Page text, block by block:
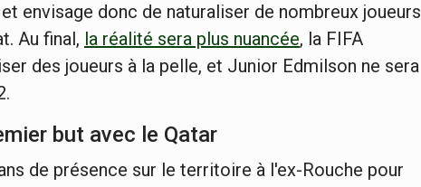
envisage donc de naturaliser de nombreux joueurs
Au final, la réalité sera plus nuancée, la FIFA
des joueurs à la pelle, et Junior Edmilson ne sera
but avec le Qatar
de présence sur le territoire à l'ex-Rouche pour